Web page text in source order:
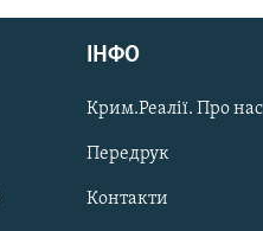
ІНФО
Крим.Реалії. Про нас
Передрук
Контакти